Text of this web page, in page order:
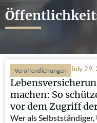
Veröffentlichungen July 29,
machen: So
vor dem Zugriff
Wer als